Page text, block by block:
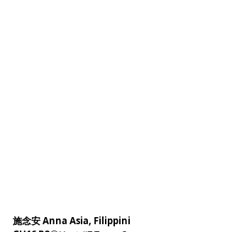
施念安 Anna Asia, Filippini